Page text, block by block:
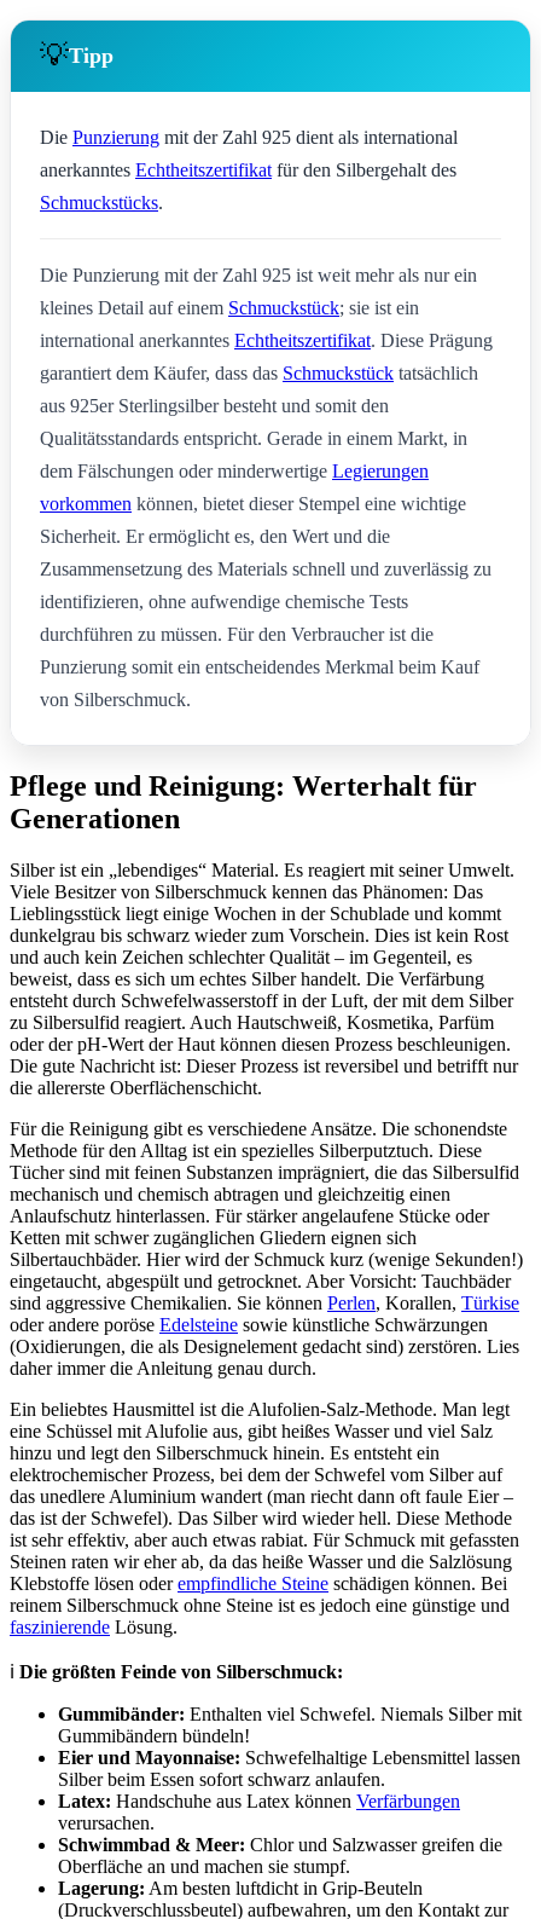
💡Tipp
Die Punzierung mit der Zahl 925 dient als international
anerkanntes Echtheitszertifikat für den Silbergehalt des
Schmuckstücks.
Die Punzierung mit der Zahl 925 ist weit mehr als nur ein
kleines Detail auf einem Schmuckstück; sie ist ein
international anerkanntes Echtheitszertifikat. Diese Prägung
garantiert dem Käufer, dass das Schmuckstück tatsächlich
aus 925er Sterlingsilber besteht und somit den
Qualitätsstandards entspricht. Gerade in einem Markt, in
dem Fälschungen oder minderwertige Legierungen
vorkommen können, bietet dieser Stempel eine wichtige
Sicherheit. Er ermöglicht es, den Wert und die
Zusammensetzung des Materials schnell und zuverlässig zu
identifizieren, ohne aufwendige chemische Tests
durchführen zu müssen. Für den Verbraucher ist die
Punzierung somit ein entscheidendes Merkmal beim Kauf
von Silberschmuck.
Pflege und Reinigung: Werterhalt für
Generationen
Silber ist ein „lebendiges“ Material. Es reagiert mit seiner Umwelt.
Viele Besitzer von Silberschmuck kennen das Phänomen: Das
Lieblingsstück liegt einige Wochen in der Schublade und kommt
dunkelgrau bis schwarz wieder zum Vorschein. Dies ist kein Rost
und auch kein Zeichen schlechter Qualität – im Gegenteil, es
beweist, dass es sich um echtes Silber handelt. Die Verfärbung
entsteht durch Schwefelwasserstoff in der Luft, der mit dem Silber
zu Silbersulfid reagiert. Auch Hautschweiß, Kosmetika, Parfüm
oder der pH-Wert der Haut können diesen Prozess beschleunigen.
Die gute Nachricht ist: Dieser Prozess ist reversibel und betrifft nur
die allererste Oberflächenschicht.
Für die Reinigung gibt es verschiedene Ansätze. Die schonendste
Methode für den Alltag ist ein spezielles Silberputztuch. Diese
Tücher sind mit feinen Substanzen imprägniert, die das Silbersulfid
mechanisch und chemisch abtragen und gleichzeitig einen
Anlaufschutz hinterlassen. Für stärker angelaufene Stücke oder
Ketten mit schwer zugänglichen Gliedern eignen sich
Silbertauchbäder. Hier wird der Schmuck kurz (wenige Sekunden!)
eingetaucht, abgespült und getrocknet. Aber Vorsicht: Tauchbäder
sind aggressive Chemikalien. Sie können Perlen, Korallen, Türkise
oder andere poröse Edelsteine sowie künstliche Schwärzungen
(Oxidierungen, die als Designelement gedacht sind) zerstören. Lies
daher immer die Anleitung genau durch.
Ein beliebtes Hausmittel ist die Alufolien-Salz-Methode. Man legt
eine Schüssel mit Alufolie aus, gibt heißes Wasser und viel Salz
hinzu und legt den Silberschmuck hinein. Es entsteht ein
elektrochemischer Prozess, bei dem der Schwefel vom Silber auf
das unedlere Aluminium wandert (man riecht dann oft faule Eier –
das ist der Schwefel). Das Silber wird wieder hell. Diese Methode
ist sehr effektiv, aber auch etwas rabiat. Für Schmuck mit gefassten
Steinen raten wir eher ab, da das heiße Wasser und die Salzlösung
Klebstoffe lösen oderempfindliche Steine schädigen können. Bei
reinem Silberschmuck ohne Steine ist es jedoch eine günstige und
faszinierende Lösung.
ℹ️ Die größten Feinde von Silberschmuck:
Gummibänder: Enthalten viel Schwefel. Niemals Silber mit
Gummibändern bündeln!
Eier und Mayonnaise: Schwefelhaltige Lebensmittel lassen
Silber beim Essen sofort schwarz anlaufen.
Latex: Handschuhe aus Latex können Verfärbungen
verursachen.
Schwimmbad & Meer: Chlor und Salzwasser greifen die
Oberfläche an und machen sie stumpf.
Lagerung: Am besten luftdicht in Grip-Beuteln
(Druckverschlussbeutel) aufbewahren, um den Kontakt zur